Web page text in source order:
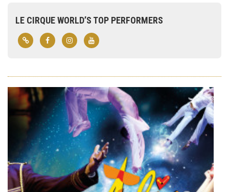
LE CIRQUE WORLD’S TOP PERFORMERS